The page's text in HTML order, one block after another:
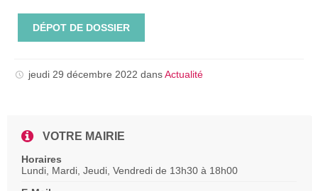
DÉPOT DE DOSSIER
jeudi 29 décembre 2022 dansActualité
VOTRE MAIRIE
Horaires
Lundi, Mardi, Jeudi, Vendredi de 13h30 à 18h00